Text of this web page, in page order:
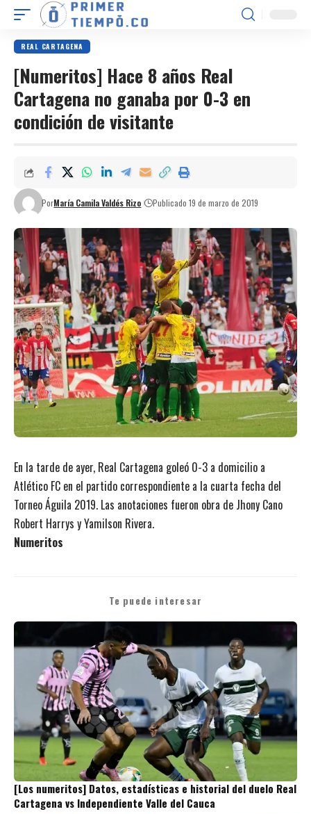
REAL CARTAGENA
[Numeritos] Hace 8 años Real
Cartagena no ganaba por 0-3 en
condición de visitante
PorMaría Camila Valdés Rizo Publicado 19 de marzo de 2019
En la tarde de ayer, Real Cartagena goleó 0-3 a domicilio a
Atlético FC en el partido correspondiente a la cuarta fecha del
Torneo Águila 2019. Las anotaciones fueron obra de Jhony Cano
Robert Harrys y Yamilson Rivera.
Numeritos
Te puede interesar
[Los numeritos] Datos, estadísticas e historial del duelo Real
Cartagena vs Independiente Valle del Cauca